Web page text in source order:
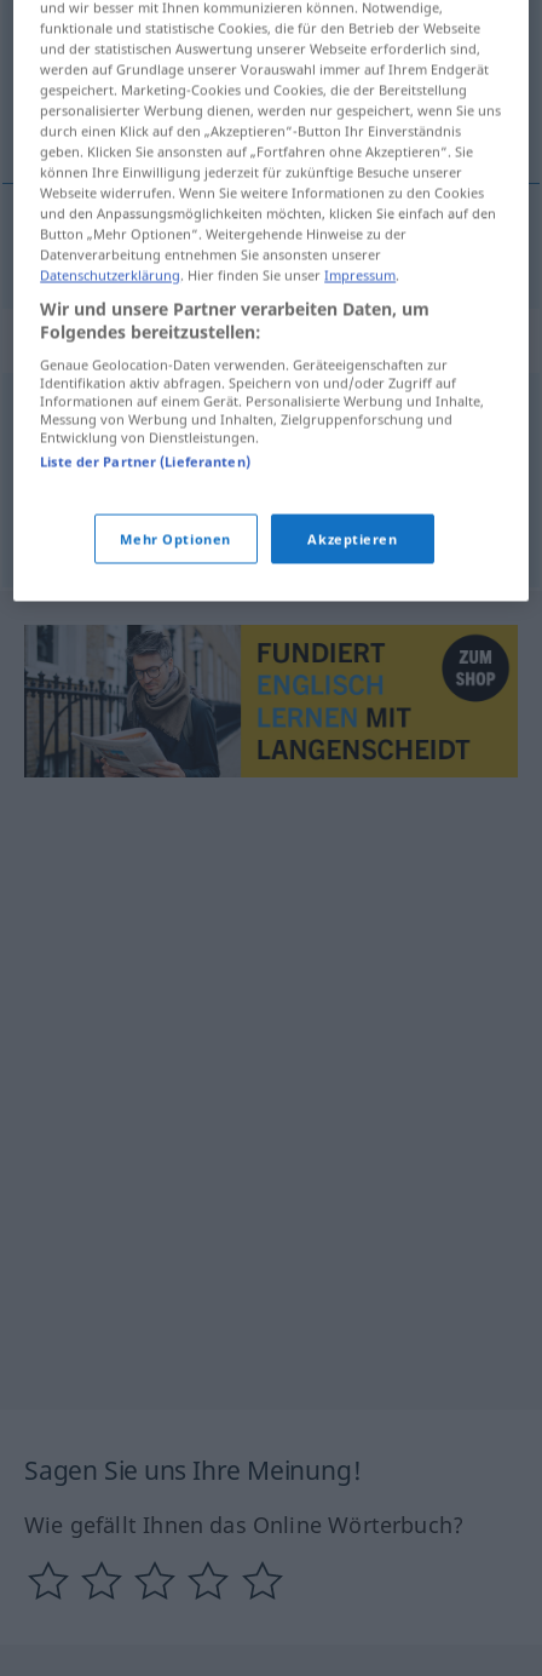
Übersicht aller Übersetzungen
(Für mehr Details die Übersetzung anklicken/antippen)
full of envy
fullofenvy neidvoll
Synonyme für "neidvoll"
neidisch,neiderfüllt ,missgünstig,scheel (ugs.),livid (lat.,
veraltet),schiefmäulig (ugs.)
© OpenThesaurus.de
Sagen Sie uns Ihre Meinung!
Wie gefällt Ihnen das Online Wörterbuch?
und wir besser mit Ihnen kommunizieren können. Notwendige,
funktionale und statistische Cookies, die für den Betrieb der Webseite
und der statistischen Auswertung unserer Webseite erforderlich sind,
werden auf Grundlage unserer Vorauswahl immer auf Ihrem Endgerät
gespeichert. Marketing-Cookies und Cookies, die der Bereitstellung
personalisierter Werbung dienen, werden nur gespeichert, wenn Sie uns
durch einen Klick auf den „Akzeptieren“-Button Ihr Einverständnis
geben. Klicken Sie ansonsten auf „Fortfahren ohne Akzeptieren“. Sie
können Ihre Einwilligung jederzeit für zukünftige Besuche unserer
Webseite widerrufen. Wenn Sie weitere Informationen zu den Cookies
und den Anpassungsmöglichkeiten möchten, klicken Sie einfach auf den
Button „Mehr Optionen“. Weitergehende Hinweise zu der
Datenverarbeitung entnehmen Sie ansonsten unserer
Datenschutzerklärung . Hier finden Sie unserImpressum
Wir und unsere Partner verarbeiten Daten, um
Folgendes bereitzustellen:
Genaue Geolocation-Daten verwenden. Geräteeigenschaften zur
Identifikation aktiv abfragen. Speichern von und/oder Zugriff auf
Informationen auf einem Gerät. Personalisierte Werbung und Inhalte,
Messung von Werbung und Inhalten, Zielgruppenforschung und
Entwicklung von Dienstleistungen.
Liste der Partner (Lieferanten)
Mehr Optionen Akzeptieren